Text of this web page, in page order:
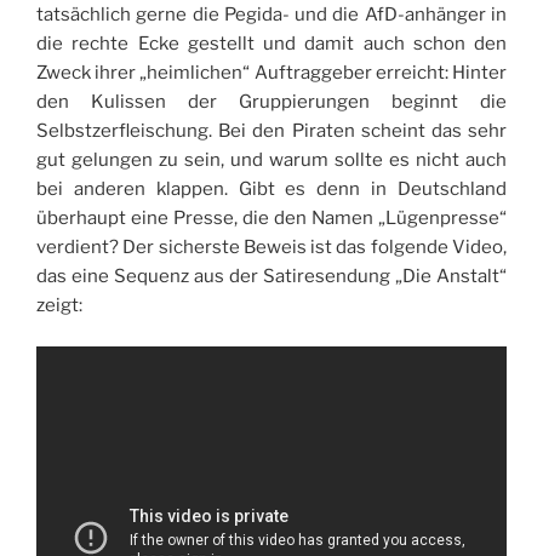
tatsächlich gerne die Pegida- und die AfD-anhänger in
die rechte Ecke gestellt und damit auch schon den
Zweck ihrer „heimlichen“ Auftraggeber erreicht: Hinter
den Kulissen der Gruppierungen beginnt die
Selbstzerfleischung. Bei den Piraten scheint das sehr
gut gelungen zu sein, und warum sollte es nicht auch
bei anderen klappen. Gibt es denn in Deutschland
überhaupt eine Presse, die den Namen „Lügenpresse“
verdient? Der sicherste Beweis ist das folgende Video,
das eine Sequenz aus der Satiresendung „Die Anstalt“
zeigt: